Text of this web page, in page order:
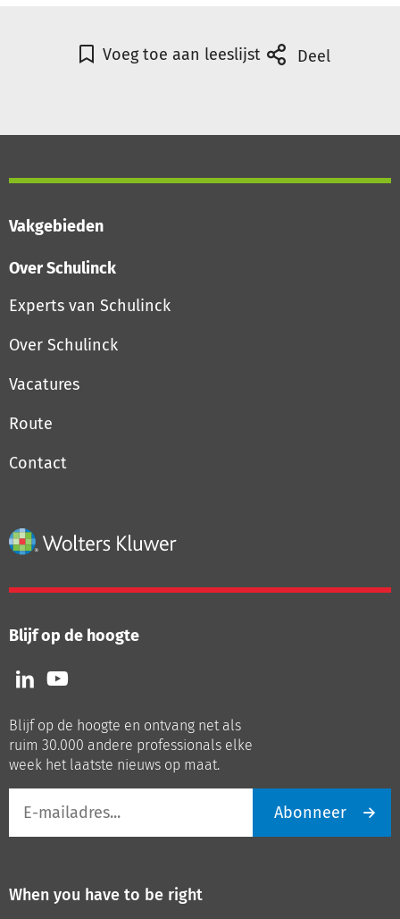
Voeg toe aan leeslijst Deel
Vakgebieden
Over Schulinck
Experts van Schulinck
Over Schulinck
Vacatures
Route
Contact
Blijf op de hoogte
Volg
ons
LinkedIn
Volg
ons
Youtube
Blijf op de hoogte en ontvang net als
ruim 30.000 andere professionals elke
week het laatste nieuws op maat.
mailadres
Abonneer
When you have to be right